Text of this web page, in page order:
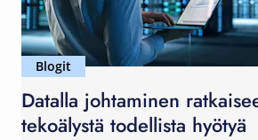
Blogit
Datalla johtaminen
tekoälystä todellista hyötyä